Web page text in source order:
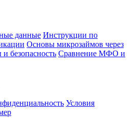
данные Инструкции по
Основы микрозаймов через
безопасность Сравнение МФО и
Условия